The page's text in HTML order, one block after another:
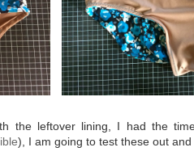
the leftover lining, I had the
), I am going to test these out